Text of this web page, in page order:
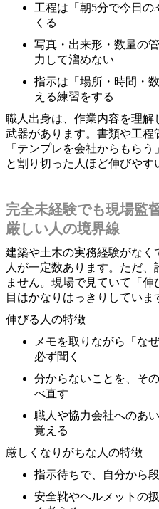
工程は「朝5分で今日の
くる
写真・出来形・数量の
力して溜めない
指示は「場所・時間・
える練習をする
職人出身は、作業内容を理解
武器があります。書類や工
「テンプレを会社からもら
と割り切った人ほど伸びやす
完全未経験でも現場監
厳しい人の境界線
建築や土木の実務経験がな
人が一定数あります。ただ
ません。現場で見ていて「
目はかなりはっきりしていま
伸びる人の特徴
メモを取りながら「な
必ず聞く
分からないことを、そ
べ直す
職人や協力会社へのあ
覚える
厳しくなりがちな人の特徴
指示待ちで、自分から
安全靴やヘルメットの